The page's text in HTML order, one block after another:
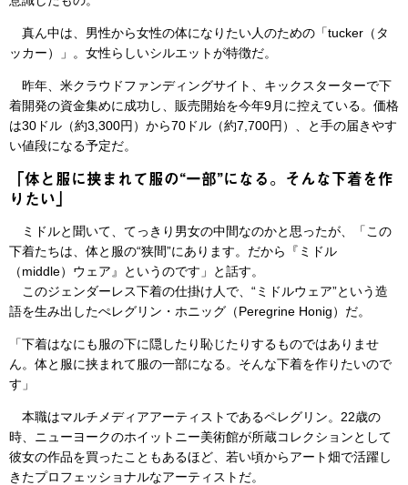
真ん中は、男性から女性の体になりたい人のための「tucker（タ
ッカー）」。女性らしいシルエットが特徴だ。
昨年、米クラウドファンディングサイト、キックスターターで下
着開発の資金集めに成功し、販売開始を今年9月に控えている。価格
は30ドル（約3,300円）から70ドル（約7,700円）、と手の届きやす
い値段になる予定だ。
「体と服に挟まれて服の“一部”になる。そんな下着を作
りたい」
ミドルと聞いて、てっきり男女の中間なのかと思ったが、「この
下着たちは、体と服の“狭間”にあります。だから『ミドル
（middle）ウェア』というのです」と話す。
このジェンダーレス下着の仕掛け人で、“ミドルウェア”という造
語を生み出したぺレグリン・ホニッグ（Peregrine Honig）だ。
「下着はなにも服の下に隠したり恥じたりするものではありませ
ん。体と服に挟まれて服の一部になる。そんな下着を作りたいので
す」
本職はマルチメディアアーティストであるペレグリン。22歳の
時、ニューヨークのホイットニー美術館が所蔵コレクションとして
彼女の作品を買ったこともあるほど、若い頃からアート畑で活躍し
きたプロフェッショナルなアーティストだ。